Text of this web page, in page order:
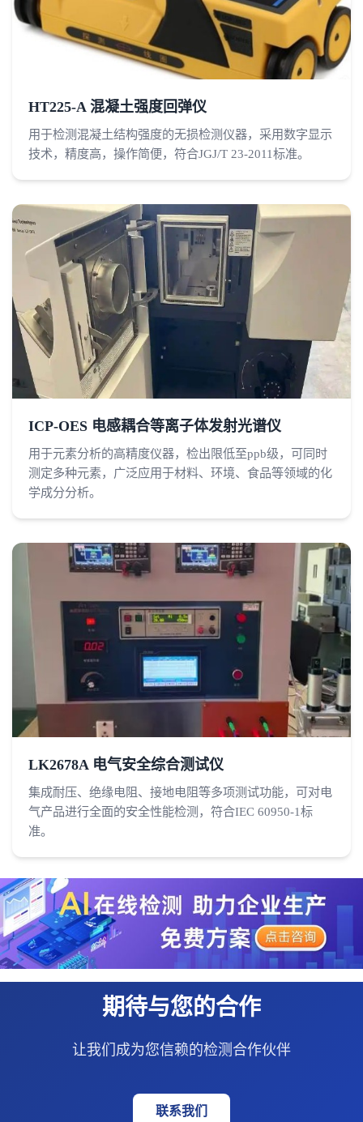
HT225-A 混凝土强度回弹仪
用于检测混凝土结构强度的无损检测仪器，采用数字显示
技术，精度高，操作简便，符合JGJ/T 23-2011标准。
ICP-OES 电感耦合等离子体发射光谱仪
用于元素分析的高精度仪器，检出限低至ppb级，可同时
测定多种元素，广泛应用于材料、环境、食品等领域的化
学成分分析。
LK2678A 电气安全综合测试仪
集成耐压、绝缘电阻、接地电阻等多项测试功能，可对电
气产品进行全面的安全性能检测，符合IEC 60950-1标
准。
期待与您的合作
让我们成为您信赖的检测合作伙伴
联系我们